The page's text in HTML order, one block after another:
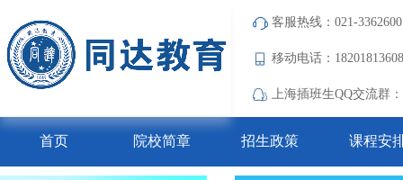
客服热线：021-
移动电话：
上海插班生QQ交流群：
首页 院校简章 招生政策 课程安